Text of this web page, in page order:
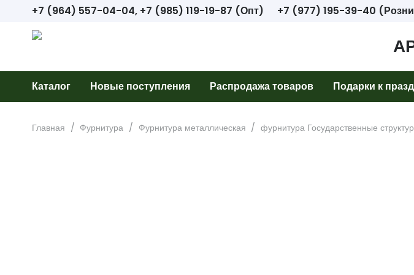
+7 (964) 557-04-04, +7 (985) 119-19-87 (Опт) +7 (977) 195-39-40
Каталог Новые поступления Распродажа товаров Подарки к
Главная / Фурнитура / Фурнитура металлическая / фурнитура Государственные